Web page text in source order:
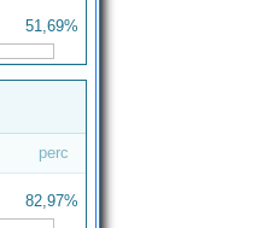
51,69%
perc
82,97%